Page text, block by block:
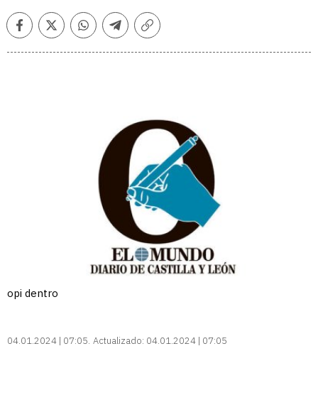
FacebookTwitterWhatsappTelegramCopiar
opi dentro
04.01.2024 | 07:05 Actualizado: 04.01.2024 | 07:05